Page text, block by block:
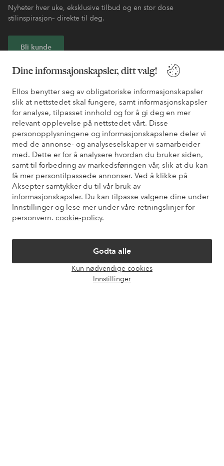
Dine informsajonskapsler, ditt valg!
Ellos benytter seg av obligatoriske informasjonskapsler
slik at nettstedet skal fungere, samt informasjonskapsler
for analyse, tilpasset innhold og for å gi deg en mer
relevant opplevelse på nettstedet vårt. Disse
personopplysningene og informasjonskapslene deler vi
med de annonse- og analyseselskaper vi samarbeider
med. Dette er for å analysere hvordan du bruker siden,
samt til forbedring av markedsføringen vår, slik at du kan
få mer persontilpassede annonser. Ved å klikke på
Aksepter samtykker du til vår bruk av
informasjonskapsler. Du kan tilpasse valgene dine under
Innstillinger og lese mer under våre retningslinjer for
personvern. cookie-policy.
Godta alle
Kun nødvendige cookies
Innstillinger
Nyheter hver uke, eksklusive tilbud og en stor dose
stilinspirasjon– direkte til deg.
Bli kunde
* Se tilbudsvilkår ved registrering
Trenger du hjelp?
Du finner svar på de vanligste spørsmålene i vår FAQ. Du finner
også informasjon om hvordan du kan kontakte oss.
Kundeservice Bestilling Betalingsmåte
Mine sider